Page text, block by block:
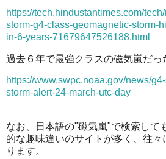
https://tech.hindustantimes.com/
storm-g4-class-geomagnetic-storm-
in-6-years-71679647526188.html
過去６年で最強クラスの磁気嵐だっ
https://www.swpc.noaa.gov/news/
storm-alert-24-march-utc-day
なお、日本語の"磁気嵐"で検索して
的な趣味違いのサイトが多く、往
ります。